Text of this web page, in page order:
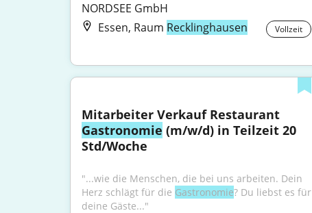
NORDSEE GmbH
Essen, Raum Recklinghausen Vollzeit
Gastronomie (m/w/d) in Teilzeit 20
Std/Woche
"...wie die Menschen, die bei uns arbeiten. Dein
Herz schlägt für die Gastronomie? Du liebst es für
deine Gäste..."